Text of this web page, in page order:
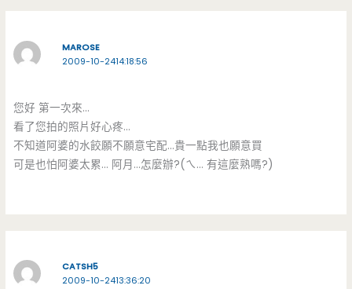
MAROSE
2009-10-2414:18:56
您好 第一次來…
看了您拍的照片好心疼…
不知道阿婆的水餃願不願意宅配…貴一點我也願意買
可是也怕阿婆太累… 阿月…怎麼辦?(ㄟ… 有這麼熟嗎?)
CATSH5
2009-10-2413:36:20